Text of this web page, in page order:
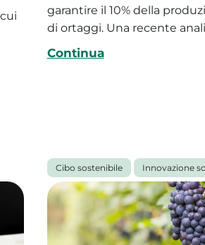
garantire il 10% della
di ortaggi. Una recente
Continua
Cibo sostenibile Innovazione